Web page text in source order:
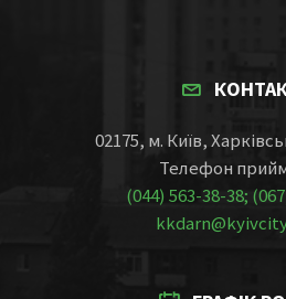
02175, м. Київ,
Телефон
(044) 563-38-38;